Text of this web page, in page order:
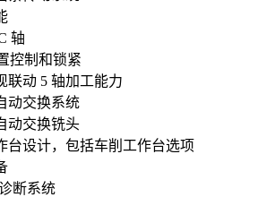
轴
控制和锁紧
联动 5 轴加工能力
动交换系统
动交换铣头
台设计，包括车削工作台选项
断系统